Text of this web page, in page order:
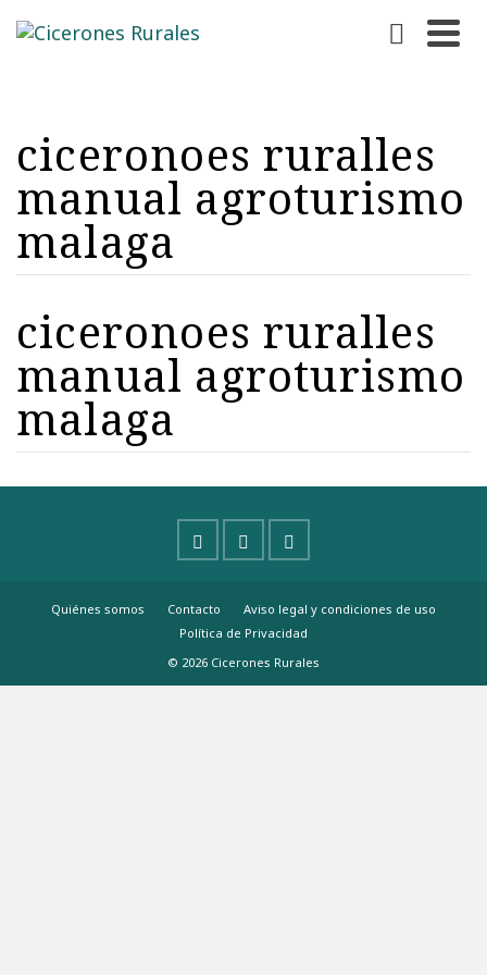
ciceronoes ruralles
manual agroturismo
malaga
ciceronoes ruralles
manual agroturismo
malaga
Quiénes somos Contacto
Aviso legal y condiciones de uso
Política de Privacidad
© 2026 Cicerones Rurales